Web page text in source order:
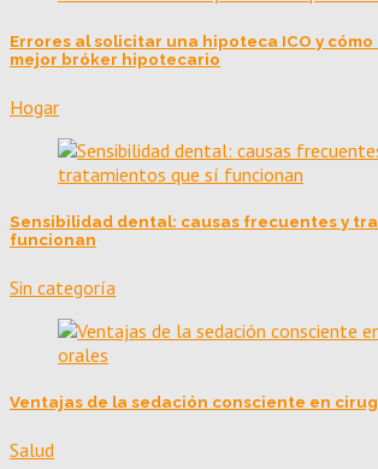
Errores al solicitar una hipoteca ICO y
mejor bróker hipotecario
Hogar
Sensibilidad dental: causas frecuentes y
funcionan
Sin categoría
Ventajas de la sedación consciente en
Salud